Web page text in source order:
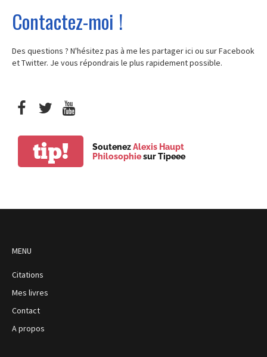
Contactez-moi !
Des questions ? N'hésitez pas à me les partager ici ou sur Facebook
et Twitter. Je vous répondrais le plus rapidement possible.
tip! SoutenezAlexis Haupt
Philosophiesur Tipeee
MENU
Citations
Mes livres
Contact
A propos